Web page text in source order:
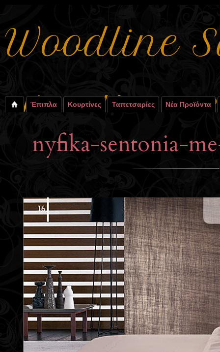
Έπιπλα Κουρτίνες Ταπετσαρίες Νέα Προϊόντα
nyfika-sentonia-